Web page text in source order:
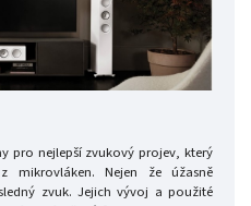
pro nejlepší zvukový projev, který
Nejen že úžasně
zvuk. Jejich vývoj a použité